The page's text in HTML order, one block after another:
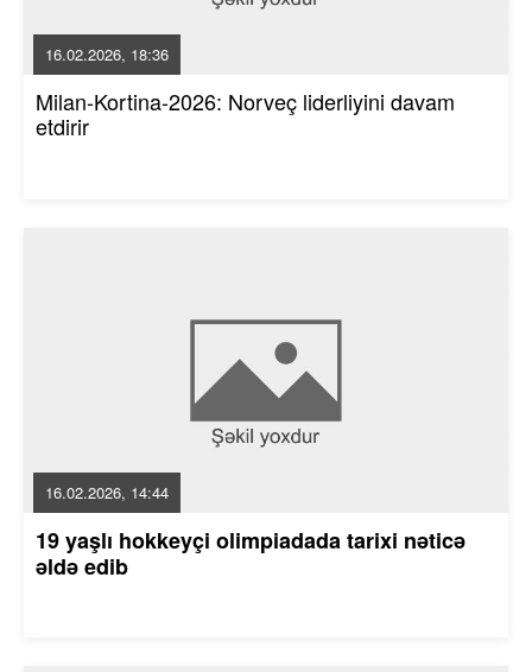
16.02.2026, 18:36
Milan-Kortina-2026: Norveç liderliyini davam
etdirir
16.02.2026, 14:44
19 yaşlı hokkeyçi olimpiadada tarixi nəticə
əldə edib